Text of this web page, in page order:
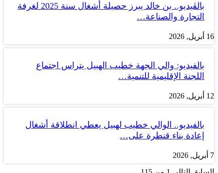
بالڤيديو.. بن خالد يبرز حصيلة أشغال سنة 2025 لغرفة
التجارة والصناعة…
16 أبريل, 2026
بالفيديو: والي الجهة خطيب الهبيل يتراس اجتماع
اللجنة الإقليمية للتنمية…
12 أبريل, 2026
بالفيديو.. الوالي خطيب لهبيل يعطي انطلاقة أشغال
إعادة بناء قنطرة على…
7 أبريل, 2026